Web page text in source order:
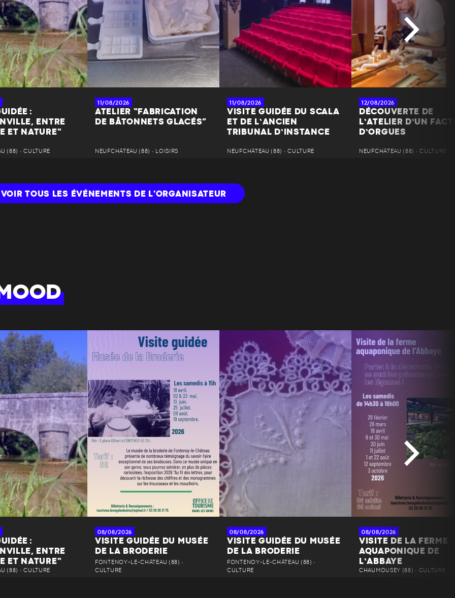
+
−
:
ENTRE
ET NATURE"
(88) • CULTURE
11/08/2026
ATELIER “FABRICATION
DE BÂTONNETS GLACÉS”
NEUFCHÂTEAU (88) • LOISIRS
11/08/2026
VISITE GUIDÉE DU SCALA
ET DE L’ANCIEN
TRIBUNAL D’INSTANCE
NEUFCHÂTEAU (88) • CULTURE
12/08/2026
DÉCOUVERTE DE
L’ATELIER D’UN
D’ORGUES
NEUFCHÂTEAU (88) • CULTURE
VOIR TOUS LES ÉVÉNEMENTS DE L'ORGANISATEUR
:
ENTRE
ET NATURE"
(88) • CULTURE
08/08/2026
VISITE GUIDÉE DU MUSÉE
DE LA BRODERIE
FONTENOY-LE-CHÂTEAU (88) •
CULTURE
08/08/2026
VISITE GUIDÉE DU MUSÉE
DE LA BRODERIE
FONTENOY-LE-CHÂTEAU (88) •
CULTURE
08/08/2026
VISITE DE LA FERME
AQUAPONIQUE DE
L’ABBAYE
CHAUMOUSEY (88) • CULTURE